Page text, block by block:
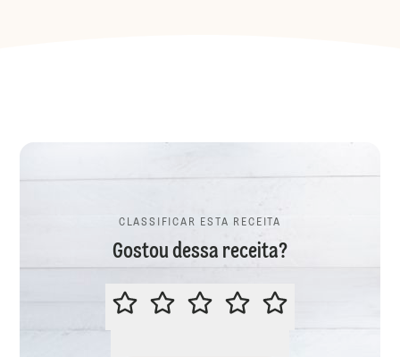
CLASSIFICAR ESTA RECEITA
Gostou dessa receita?
CLASSIFICAR ESTA RECEITA